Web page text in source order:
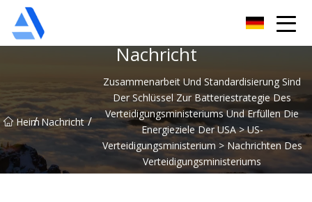
Nachricht
Heim
/ Nachricht /
Zusammenarbeit Und Standardisierung Sind
Der Schlüssel Zur Batteriestrategie Des
Verteidigungsministeriums Und Erfüllen Die
Energieziele Der USA > US-
Verteidigungsministerium > Nachrichten Des
Verteidigungsministeriums